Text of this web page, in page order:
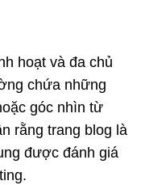
hoạt và đa chủ
chứa những
góc nhìn từ
rằng trang blog là
được đánh giá